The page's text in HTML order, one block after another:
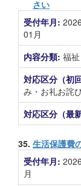
さい
受付年月:
01月
内容分類: 福
対応区分（初
み・お礼お詫
対応区分（最
35. 生活保護費
受付年月:
月